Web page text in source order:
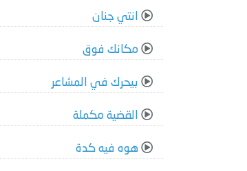
انتي جنان
مكانك فوق
بيحرك في المشاعر
القضية مكملة
هوه فيه كدة